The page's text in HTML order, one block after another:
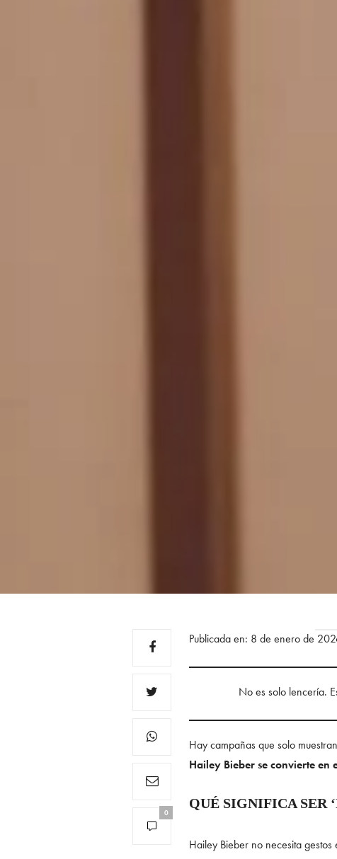
0
Publicada en: 8 de enero de
No es solo lencería.
Hay campañas que solo
Hailey Bieber se convierte
QUÉ SIGNIFICA SER
Hailey Bieber no necesita